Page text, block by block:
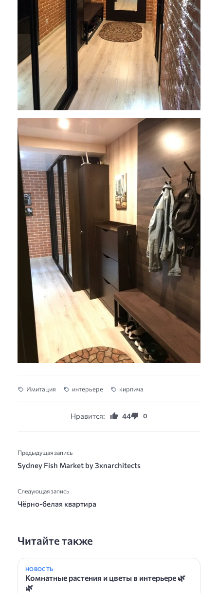
Имитация интерьере кирпича
Нравится: 44 0
Предыдущая запись
Sydney Fish Market by 3xnarchitects
Следующая запись
Чёрно-белая квартира
Читайте также
НОВОСТЬ
Комнатные растения и цветы в интерьере 🌿
🌿